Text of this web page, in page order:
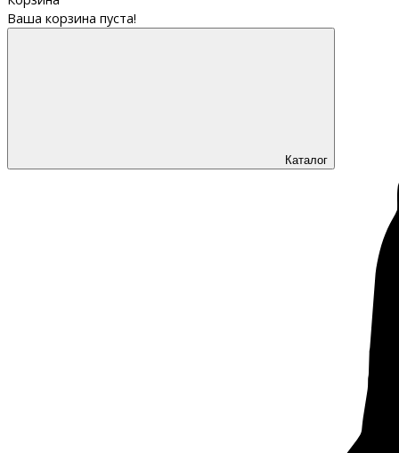
Ваша корзина пуста!
Каталог